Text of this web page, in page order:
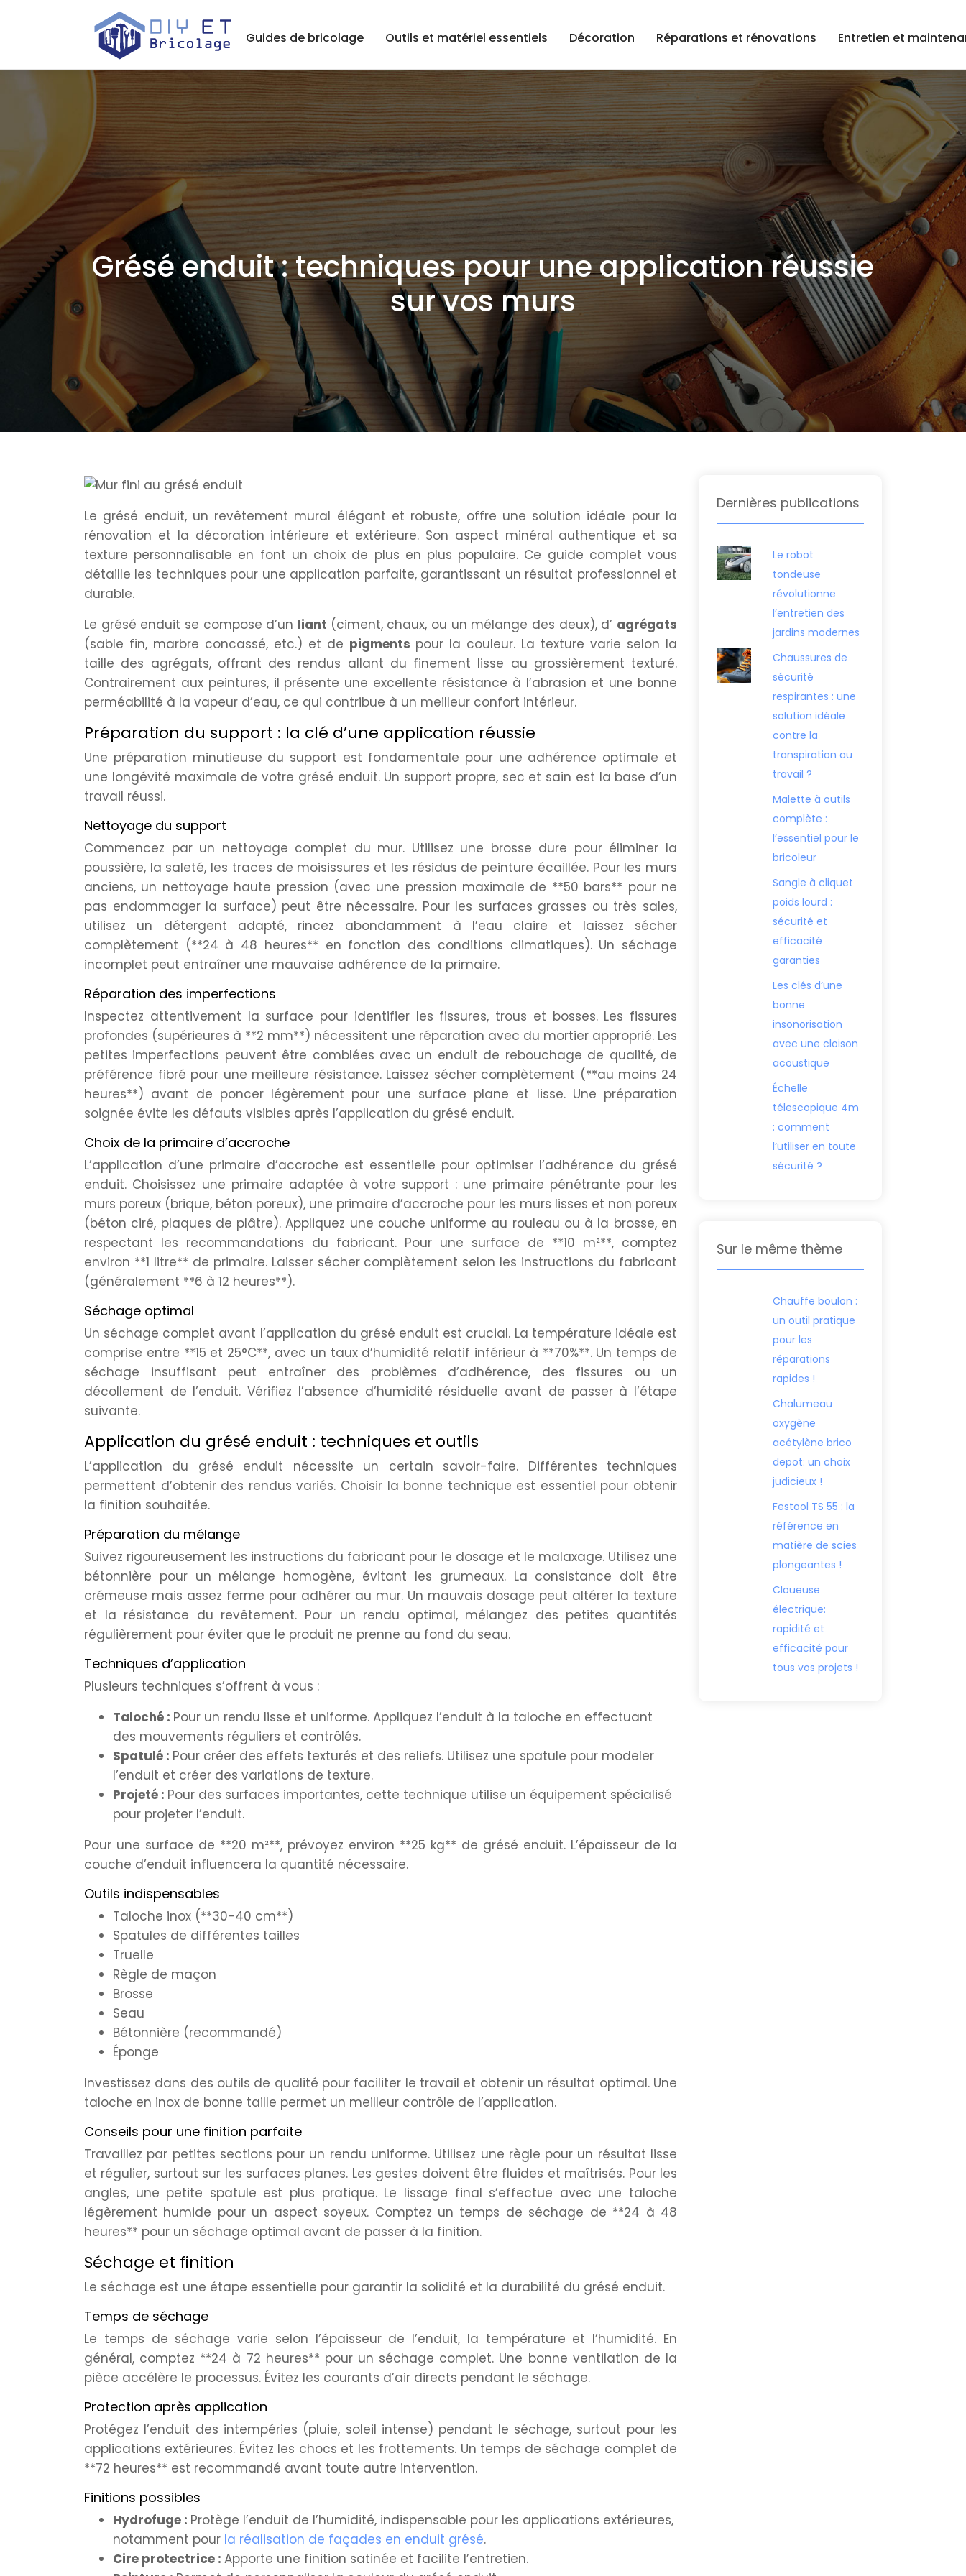
Guides de bricolage Outils et matériel essentiels Décoration Réparations et rénovations Entretien et
Grésé enduit : techniques pour une application réussie
sur vos murs
Le grésé enduit, un revêtement mural élégant et robuste, offre une solution idéale pour la
rénovation et la décoration intérieure et extérieure. Son aspect minéral authentique et sa
texture personnalisable en font un choix de plus en plus populaire. Ce guide complet vous
détaille les techniques pour une application parfaite, garantissant un résultat professionnel et
durable.
Le grésé enduit se compose d’un liant (ciment, chaux, ou un mélange des deux), d’ agrégats
(sable fin, marbre concassé, etc.) et de pigments pour la couleur. La texture varie selon la
taille des agrégats, offrant des rendus allant du finement lisse au grossièrement texturé.
Contrairement aux peintures, il présente une excellente résistance à l’abrasion et une bonne
perméabilité à la vapeur d’eau, ce qui contribue à un meilleur confort intérieur.
Préparation du support : la clé d’une application réussie
Une préparation minutieuse du support est fondamentale pour une adhérence optimale et
une longévité maximale de votre grésé enduit. Un support propre, sec et sain est la base d’un
travail réussi.
Nettoyage du support
Commencez par un nettoyage complet du mur. Utilisez une brosse dure pour éliminer la
poussière, la saleté, les traces de moisissures et les résidus de peinture écaillée. Pour les murs
anciens, un nettoyage haute pression (avec une pression maximale de **50 bars** pour ne
pas endommager la surface) peut être nécessaire. Pour les surfaces grasses ou très sales,
utilisez un détergent adapté, rincez abondamment à l’eau claire et laissez sécher
complètement (**24 à 48 heures** en fonction des conditions climatiques). Un séchage
incomplet peut entraîner une mauvaise adhérence de la primaire.
Réparation des imperfections
Inspectez attentivement la surface pour identifier les fissures, trous et bosses. Les fissures
profondes (supérieures à **2 mm**) nécessitent une réparation avec du mortier approprié. Les
petites imperfections peuvent être comblées avec un enduit de rebouchage de qualité, de
préférence fibré pour une meilleure résistance. Laissez sécher complètement (**au moins 24
heures**) avant de poncer légèrement pour une surface plane et lisse. Une préparation
soignée évite les défauts visibles après l’application du grésé enduit.
Choix de la primaire d’accroche
L’application d’une primaire d’accroche est essentielle pour optimiser l’adhérence du grésé
enduit. Choisissez une primaire adaptée à votre support : une primaire pénétrante pour les
murs poreux (brique, béton poreux), une primaire d’accroche pour les murs lisses et non poreux
(béton ciré, plaques de plâtre). Appliquez une couche uniforme au rouleau ou à la brosse, en
respectant les recommandations du fabricant. Pour une surface de **10 m²**, comptez
environ **1 litre** de primaire. Laisser sécher complètement selon les instructions du fabricant
(généralement **6 à 12 heures**).
Séchage optimal
Un séchage complet avant l’application du grésé enduit est crucial. La température idéale est
comprise entre **15 et 25°C**, avec un taux d’humidité relatif inférieur à **70%**. Un temps de
séchage insuffisant peut entraîner des problèmes d’adhérence, des fissures ou un
décollement de l’enduit. Vérifiez l’absence d’humidité résiduelle avant de passer à l’étape
suivante.
Application du grésé enduit : techniques et outils
L’application du grésé enduit nécessite un certain savoir-faire. Différentes techniques
permettent d’obtenir des rendus variés. Choisir la bonne technique est essentiel pour obtenir
la finition souhaitée.
Préparation du mélange
Suivez rigoureusement les instructions du fabricant pour le dosage et le malaxage. Utilisez une
bétonnière pour un mélange homogène, évitant les grumeaux. La consistance doit être
crémeuse mais assez ferme pour adhérer au mur. Un mauvais dosage peut altérer la texture
et la résistance du revêtement. Pour un rendu optimal, mélangez des petites quantités
régulièrement pour éviter que le produit ne prenne au fond du seau.
Techniques d’application
Plusieurs techniques s’offrent à vous :
Taloché : Pour un rendu lisse et uniforme. Appliquez l’enduit à la taloche en effectuant
des mouvements réguliers et contrôlés.
Spatulé : Pour créer des effets texturés et des reliefs. Utilisez une spatule pour modeler
l’enduit et créer des variations de texture.
Projeté : Pour des surfaces importantes, cette technique utilise un équipement spécialisé
pour projeter l’enduit.
Pour une surface de **20 m²**, prévoyez environ **25 kg** de grésé enduit. L’épaisseur de la
couche d’enduit influencera la quantité nécessaire.
Outils indispensables
Taloche inox (**30-40 cm**)
Spatules de différentes tailles
Truelle
Règle de maçon
Brosse
Seau
Bétonnière (recommandé)
Éponge
Investissez dans des outils de qualité pour faciliter le travail et obtenir un résultat optimal. Une
taloche en inox de bonne taille permet un meilleur contrôle de l’application.
Conseils pour une finition parfaite
Travaillez par petites sections pour un rendu uniforme. Utilisez une règle pour un résultat lisse
et régulier, surtout sur les surfaces planes. Les gestes doivent être fluides et maîtrisés. Pour les
angles, une petite spatule est plus pratique. Le lissage final s’effectue avec une taloche
légèrement humide pour un aspect soyeux. Comptez un temps de séchage de **24 à 48
heures** pour un séchage optimal avant de passer à la finition.
Séchage et finition
Le séchage est une étape essentielle pour garantir la solidité et la durabilité du grésé enduit.
Temps de séchage
Le temps de séchage varie selon l’épaisseur de l’enduit, la température et l’humidité. En
général, comptez **24 à 72 heures** pour un séchage complet. Une bonne ventilation de la
pièce accélère le processus. Évitez les courants d’air directs pendant le séchage.
Protection après application
Protégez l’enduit des intempéries (pluie, soleil intense) pendant le séchage, surtout pour les
applications extérieures. Évitez les chocs et les frottements. Un temps de séchage complet de
**72 heures** est recommandé avant toute autre intervention.
Finitions possibles
Hydrofuge : Protège l’enduit de l’humidité, indispensable pour les applications extérieures,
notamment pour la réalisation de façades en enduit grésé.
Cire protectrice : Apporte une finition satinée et facilite l’entretien.
Dernières publications
Le robot
tondeuse
révolutionne
l’entretien des
jardins modernes
Chaussures de
sécurité
respirantes : une
solution idéale
contre la
transpiration au
travail ?
Malette à outils
complète :
l’essentiel pour le
bricoleur
Sangle à cliquet
poids lourd :
sécurité et
efficacité
garanties
Les clés d’une
bonne
insonorisation
avec une cloison
acoustique
Échelle
télescopique 4m
: comment
l’utiliser en toute
sécurité ?
Sur le même thème
Chauffe boulon :
un outil pratique
pour les
réparations
rapides !
Chalumeau
oxygène
acétylène brico
depot: un choix
judicieux !
Festool TS 55 : la
référence en
matière de scies
plongeantes !
Cloueuse
électrique:
rapidité et
efficacité pour
tous vos projets !